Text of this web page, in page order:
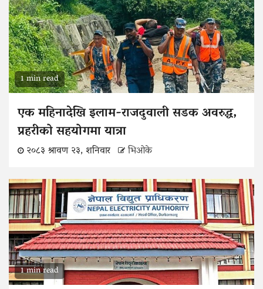
1 min read
एक महिनादेखि इलाम-राजदुवाली सडक अवरुद्ध,
प्रहरीको सहयोगमा यात्रा
२०८३ श्रावण २३, शनिवार भिओके
1 min read